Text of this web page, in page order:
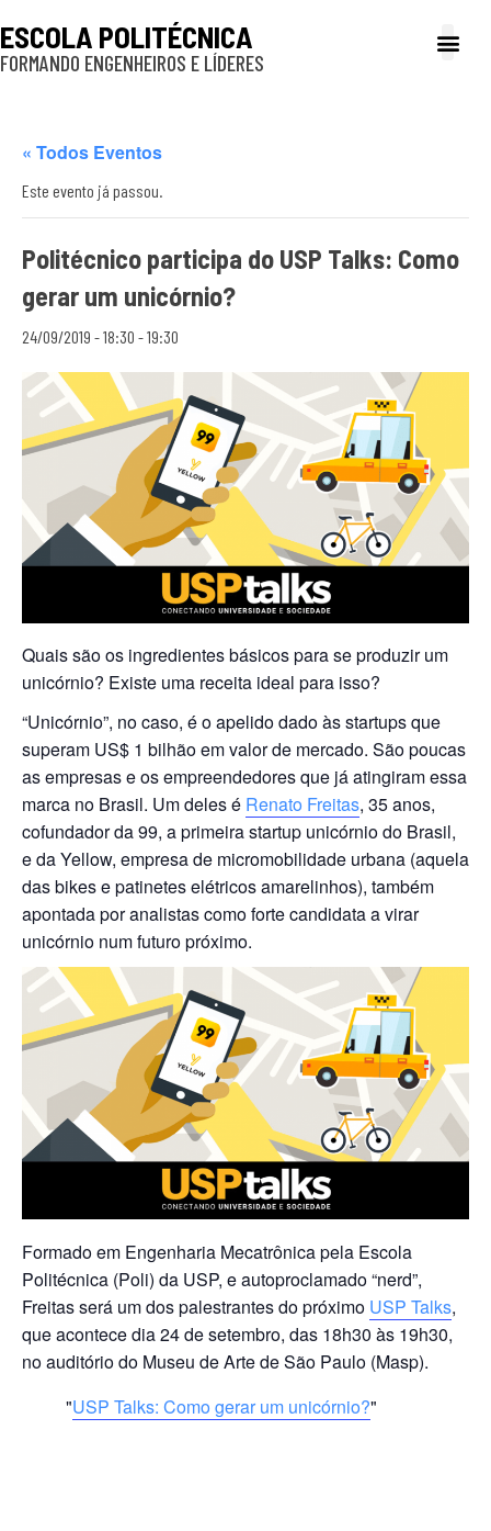
ESCOLA POLITÉCNICA
FORMANDO ENGENHEIROS E LÍDERES
« Todos Eventos
Este evento já passou.
Politécnico participa do USP Talks: Como
gerar um unicórnio?
24/09/2019 - 18:30 -19:30
Quais são os ingredientes básicos para se produzir um
unicórnio? Existe uma receita ideal para isso?
“Unicórnio”, no caso, é o apelido dado às startups que
superam US$ 1 bilhão em valor de mercado. São poucas
as empresas e os empreendedores que já atingiram essa
marca no Brasil. Um deles é Renato Freitas, 35 anos,
cofundador da 99, a primeira startup unicórnio do Brasil,
e da Yellow, empresa de micromobilidade urbana (aquela
das bikes e patinetes elétricos amarelinhos), também
apontada por analistas como forte candidata a virar
unicórnio num futuro próximo.
Formado em Engenharia Mecatrônica pela Escola
Politécnica (Poli) da USP, e autoproclamado “nerd”,
Freitas será um dos palestrantes do próximo USP Talks,
que acontece dia 24 de setembro, das 18h30 às 19h30,
no auditório do Museu de Arte de São Paulo (Masp).
USP Talks: Como gerar um unicórnio?